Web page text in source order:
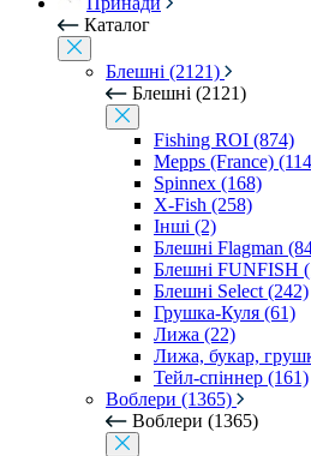
Каталог
Блешні (2121)
Блешні (2121)
Fishing ROI (874)
Mepps (France)
Spinnex (168)
X-Fish (258)
Інші (2)
Блешні Flagman
Блешні FUNFISH
Блешні Select (242)
Грушка-Куля (61)
Лижа (22)
Лижа, букар,
Тейл-спіннер (161)
Воблери (1365)
Воблери (1365)